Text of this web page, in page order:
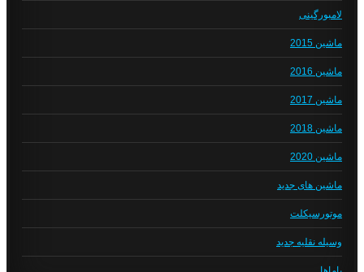
لامبورگینی
ماشین 2015
ماشین 2016
ماشین 2017
ماشین 2018
ماشین 2020
ماشین های جدید
موتورسیکلت
وسیله نقلیه جدید